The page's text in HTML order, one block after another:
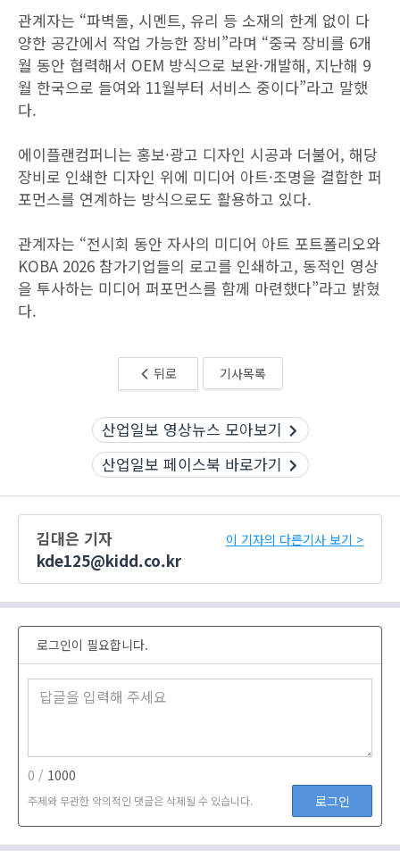
관계자는 “파벽돌, 시멘트, 유리 등 소재의 한계 없이 다
양한 공간에서 작업 가능한 장비”라며 “중국 장비를 6개
월 동안 협력해서 OEM 방식으로 보완·개발해, 지난해 9
월 한국으로 들여와 11월부터 서비스 중이다”라고 말했
다.
에이플랜컴퍼니는 홍보·광고 디자인 시공과 더불어, 해당
장비로 인쇄한 디자인 위에 미디어 아트·조명을 결합한 퍼
포먼스를 연계하는 방식으로도 활용하고 있다.
관계자는 “전시회 동안 자사의 미디어 아트 포트폴리오와
KOBA 2026 참가기업들의 로고를 인쇄하고, 동적인 영상
을 투사하는 미디어 퍼포먼스를 함께 마련했다”라고 밝혔
다.
뒤로 기사목록
산업일보 영상뉴스 모아보기
산업일보 페이스북 바로가기
김대은 기자
kde125@kidd.co.kr
이 기자의 다른기사 보기 >
로그인이 필요합니다.
0 / 1000
주제와 무관한 악의적인 댓글은 삭제될 수 있습니다. 로그인